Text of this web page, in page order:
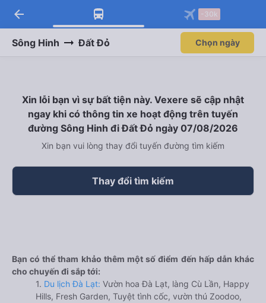
Tải app Vexere ngay!
Nhận ưu đãi thành viên độc
Mở app
Tải app Vexere
-30k/ghế khi đặt vé máy bay qua
Mở app
arrow_back -30k
Sông Hinh Đất Đỏ Chọn ngày
Xin lỗi bạn vì sự bất tiện này. Vexere sẽ cập nhật
ngay khi có thông tin xe hoạt động trên tuyến
đường Sông Hinh đi Đất Đỏ ngày 07/08/2026
Xin bạn vui lòng thay đổi tuyến đường tìm kiếm
Thay đổi tìm kiếm
Bạn có thể tham khảo thêm một số điểm đến hấp dẫn khác
cho chuyến đi sắp tới:
1. Du lịch Đà Lạt: Vườn hoa Đà Lạt, làng Cù Lần, Happy
Hills, Fresh Garden, Tuyệt tình cốc, vườn thú Zoodoo,